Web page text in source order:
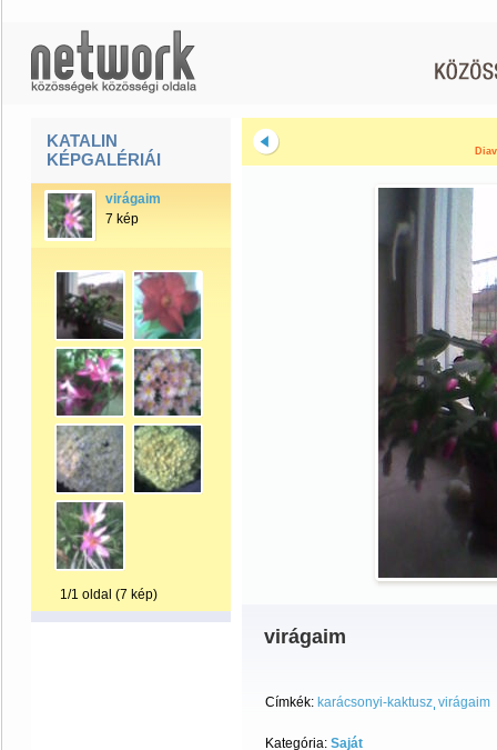
KATALIN
KÉPGALÉRIÁI
virágaim
7 kép
1/1 oldal (7 kép)
virágaim
Címkék: karácsonyi-kaktusz virágaim
Kategória: Saját